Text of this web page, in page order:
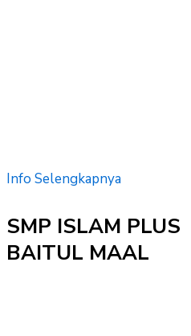
Info Selengkapnya
SMP ISLAM PLUS
BAITUL MAAL